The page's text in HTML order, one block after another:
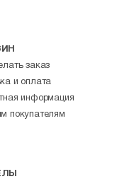
заказ
и оплата
информация
покупателям